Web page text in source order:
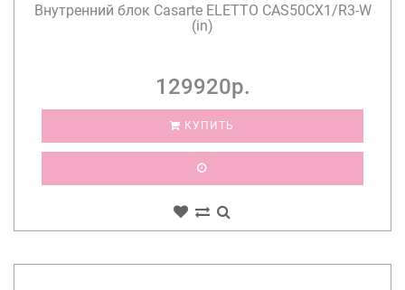
Внутренний блок Casarte ELETTO CAS50CX1/R3-W
(in)
129920р.
КУПИТЬ